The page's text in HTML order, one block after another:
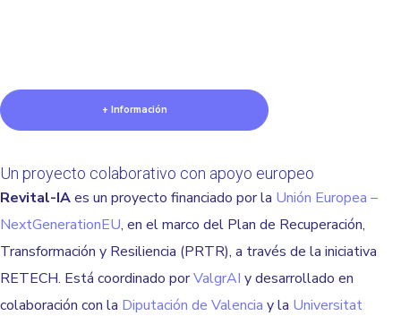
+ Información
Un proyecto colaborativo con apoyo europeo
Revital-IAes un proyecto financiado por la Unión Europea –
NextGenerationEU, en el marco del Plan de Recuperación,
Transformación y Resiliencia (PRTR), a través de la iniciativa
RETECH. Está coordinado porValgrAI y desarrollado en
colaboración con la Diputación de Valencia y la Universitat